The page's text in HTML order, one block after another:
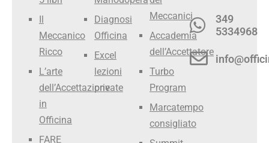
Il
Meccanico
Ricco
L’arte
dell’Accettazione
in
Officina
FARE
Diagnosi
Officina
Excel
lezioni
private
Meccanici
Accademia
dell’Accettatore
Turbo
Program
Marcatempo
consigliato
349
5334968